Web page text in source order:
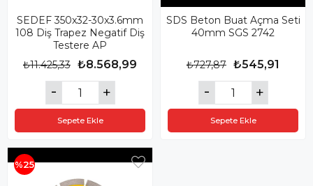
SEDEF 350x32-30x3.6mm
108 Diş Trapez Negatif Diş
Testere AP
₺8.568,99
₺11.425,33
Sepete Ekle
SDS Beton Buat Açma Seti
40mm SGS 2742
₺545,91
₺727,87
Sepete Ekle
%25